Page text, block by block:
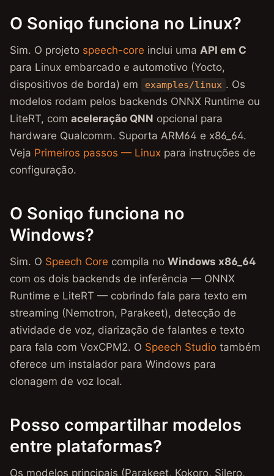
O Soniqo funciona no Linux?
Sim. O projeto speech-core inclui uma API em C
para Linux embarcado e automotivo (Yocto,
dispositivos de borda) em
examples/linux . Os
modelos rodam pelos backends ONNX Runtime ou
LiteRT, com aceleração QNN opcional para
hardware Qualcomm. Suporta ARM64 e x86_64.
Veja Primeiros passos — Linux para instruções de
configuração.
O Soniqo funciona no
Windows?
Sim. O Speech Core compila no Windows x86_64
com os dois backends de inferência — ONNX
Runtime e LiteRT — cobrindo fala para texto em
streaming (Nemotron, Parakeet), detecção de
atividade de voz, diarização de falantes e texto
para fala com VoxCPM2. O Speech Studio também
oferece um instalador para Windows para
clonagem de voz local.
Posso compartilhar modelos
entre plataformas?
Os modelos principais (Parakeet, Kokoro, Silero,